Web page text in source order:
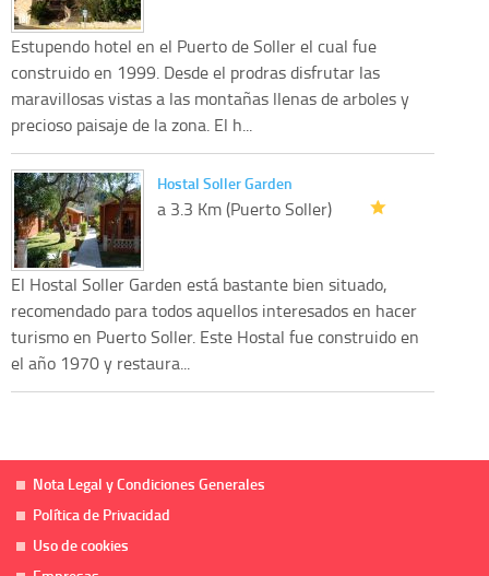
Estupendo hotel en el Puerto de Soller el cual fue
construido en 1999. Desde el prodras disfrutar las
maravillosas vistas a las montañas llenas de arboles y
precioso paisaje de la zona. El h...
Hostal Soller Garden
a 3.3 Km (Puerto Soller)
El Hostal Soller Garden está bastante bien situado,
recomendado para todos aquellos interesados en hacer
turismo en Puerto Soller. Este Hostal fue construido en
el año 1970 y restaura...
Nota Legal y Condiciones Generales
Política de Privacidad
Uso de cookies